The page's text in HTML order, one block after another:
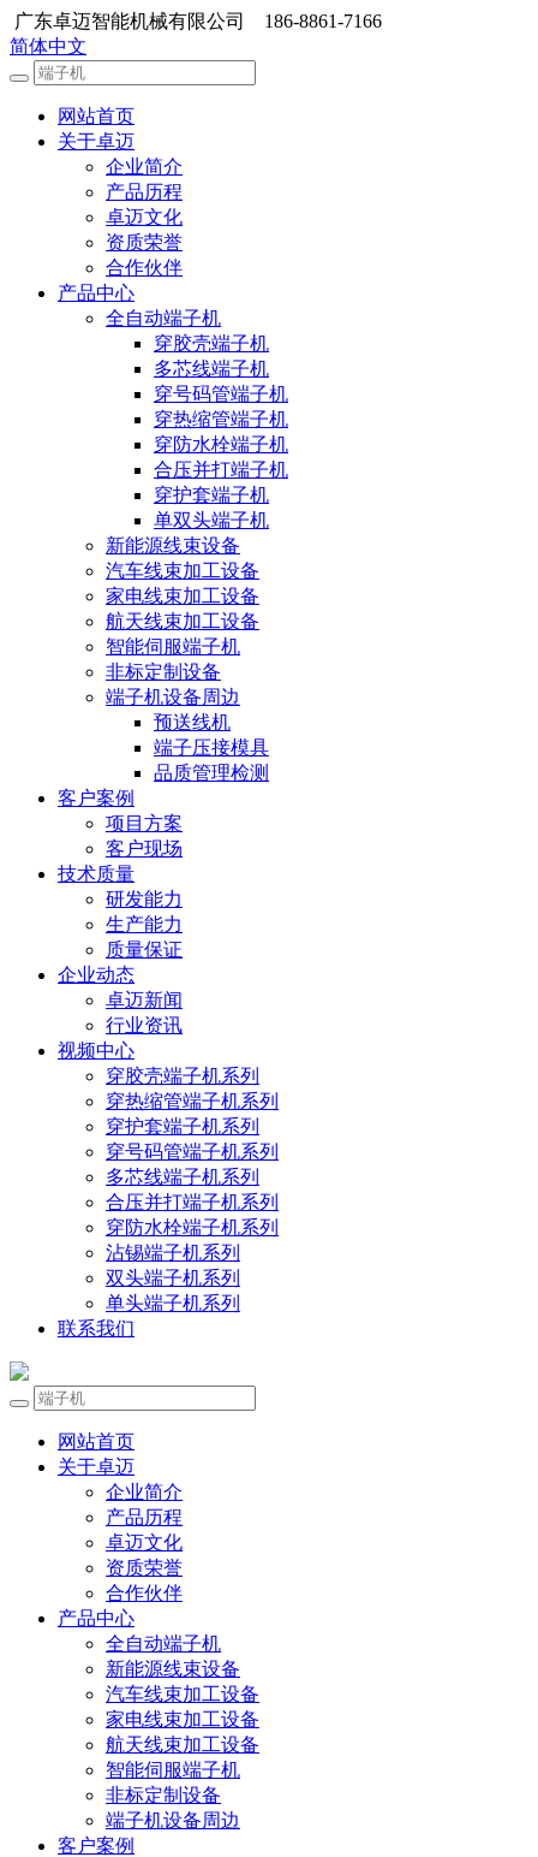
广东卓迈智能机械有限公司 186-8861-7166
简体中文
网站首页
关于卓迈
企业简介
产品历程
卓迈文化
资质荣誉
合作伙伴
产品中心
全自动端子机
穿胶壳端子机
多芯线端子机
穿号码管端子机
穿热缩管端子机
穿防水栓端子机
合压并打端子机
穿护套端子机
单双头端子机
新能源线束设备
汽车线束加工设备
家电线束加工设备
航天线束加工设备
智能伺服端子机
非标定制设备
端子机设备周边
预送线机
端子压接模具
品质管理检测
客户案例
项目方案
客户现场
技术质量
研发能力
生产能力
质量保证
企业动态
卓迈新闻
行业资讯
视频中心
穿胶壳端子机系列
穿热缩管端子机系列
穿护套端子机系列
穿号码管端子机系列
多芯线端子机系列
合压并打端子机系列
穿防水栓端子机系列
沾锡端子机系列
双头端子机系列
单头端子机系列
联系我们
网站首页
关于卓迈
企业简介
产品历程
卓迈文化
资质荣誉
合作伙伴
产品中心
全自动端子机
新能源线束设备
汽车线束加工设备
家电线束加工设备
航天线束加工设备
智能伺服端子机
非标定制设备
端子机设备周边
客户案例